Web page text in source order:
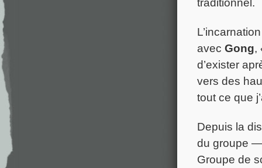
avec Gong,
d’exister
vers des
tout ce que
Depuis la
du groupe —
Groupe de